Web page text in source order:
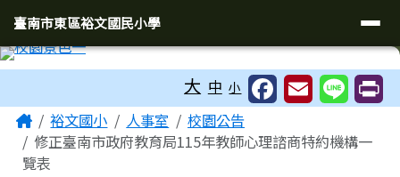
臺南市東區裕文國民小學
導覽列
臺南市東區裕文國民小學
大 中 小
主內容區域
Home裕文國小 人事室
校園公告
修正臺南市政府教育局115年教師心理諮商特約機構一
覽表
頁尾區域